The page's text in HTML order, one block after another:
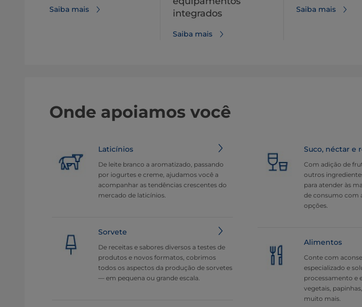
Saiba mais
integrados
Saiba mais
Saiba mais
Onde apoiamos você
Laticínios
De leite branco a aromatizado, passando
por iogurtes e creme, ajudamos você a
acompanhar as tendências crescentes do
mercado de laticínios.
Sorvete
De receitas e sabores diversos a testes de
produtos e novos formatos, cobrimos
todos os aspectos da produção de sorvetes
— em pequena ou grande escala.
Suco, néctar e
Com adição de
outros
para atender às
de consumo com
opções.
Alimentos
Conte com
especializado e
processamento e
vegetais,
muito mais.